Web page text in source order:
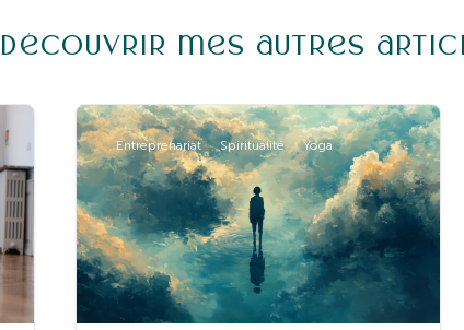
Découvrir mes autres
Entreprenariat Spiritualité Yoga